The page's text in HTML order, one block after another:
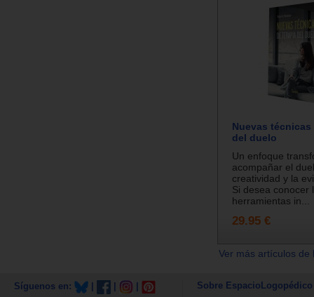
Nuevas técnicas
del duelo
Un enfoque
acompañar el
creatividad y la
Si desea conocer
herramientas in...
29.95 €
Ver más artículos
Síguenos en: Sobre EspacioLogopédico